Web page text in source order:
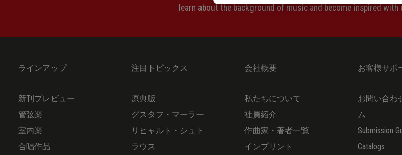
learn about the background of music and become inspired
ラインアップ
新刊プレビュー
管弦楽
室内楽
合唱作品
注目トピックス
原典版
グスタフ・マーラー
リヒャルト・シュト
ラウス
会社概要
私たちについて
社員紹介
作曲家・著者一覧
インプリント
お客様サポ
お問い合わ
ム
Submission
Catalogs